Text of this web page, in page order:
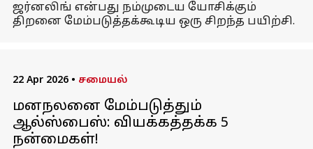
ஜர்னலிங் என்பது நம்முடைய யோசிக்கும்
திறனை மேம்படுத்தக்கூடிய ஒரு சிறந்த பயிற்சி.
22 Apr 2026 • சமையல்
மனநலனை மேம்படுத்தும்
ஆல்ஸ்பைஸ்: வியக்கத்தக்க 5
நன்மைகள்!